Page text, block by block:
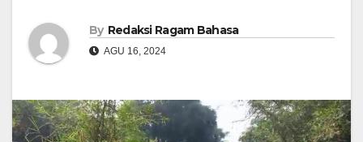
By Redaksi Ragam Bahasa
AGU 16, 2024